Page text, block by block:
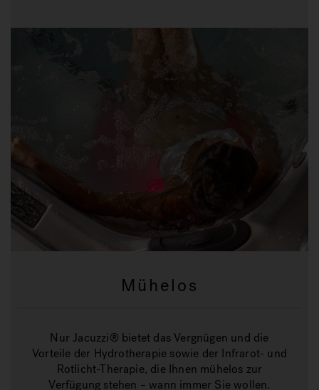
Mühelos
Nur Jacuzzi® bietet das Vergnügen und die
Vorteile der Hydrotherapie sowie der Infrarot- und
Rotlicht-Therapie, die Ihnen mühelos zur
Verfügung stehen – wann immer Sie wollen.